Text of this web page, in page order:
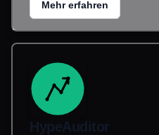
Mehr erfahren
HypeAuditor